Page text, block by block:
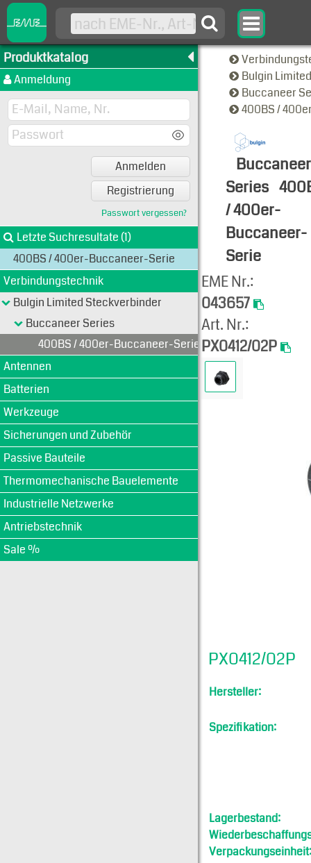
Produktkatalog
Anmeldung
Anmelden
Registrierung
Passwort vergessen?
Letzte Suchresultate (1)
400BS / 400er-Buccaneer-Serie
Verbindungstechnik
Bulgin Limited Steckverbinder
Buccaneer Series
400BS / 400er-Buccaneer-Serie
Antennen
Batterien
Werkzeuge
Sicherungen und Zubehör
Passive Bauteile
Thermomechanische Bauelemente
Industrielle Netzwerke
Antriebstechnik
Sale %
Bulgin
Buccaneer
400BS /
Buccaneer
Series
/ 400er-
Buccaneer-
Serie
Produkt-
EME Nr.:
043657
Art. Nr.:
PX0412/02P
PX0412/02P
Hersteller:
Spezifikation:
Lagerbestand:
Verpackungseinheit: